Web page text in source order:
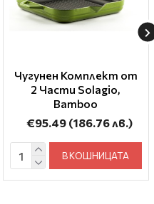
Чугунен Комплект от
2 Части Solagio,
Bamboo
€95.49 (186.76 лв.)
В КОШНИЦАТА